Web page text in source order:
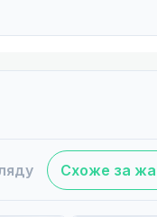
Схоже за